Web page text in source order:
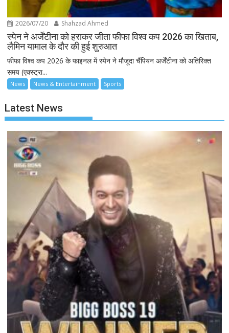
2026/07/20 Shahzad Ahmed
स्पेन ने अर्जेंटीना को हराकर जीता फीफा विश्व कप 2026 का खिताब,
लैमिन यामाल के दौर की हुई शुरुआत
फीफा विश्व कप 2026 के फाइनल में स्पेन ने मौजूदा चैंपियन अर्जेंटीना को अतिरिक्त
समय (एक्स्ट्रा...
News News & Entertainment Sports
Latest News